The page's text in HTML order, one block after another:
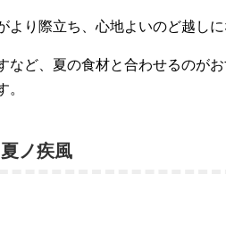
より際立ち、心地よいのど越し
など、夏の食材と合わせるのが
。
ノ疾風